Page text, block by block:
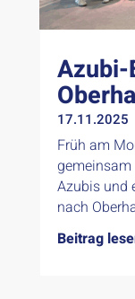
Azubi-
17.11.2025
Früh am
Azubis und
nach
Beitrag